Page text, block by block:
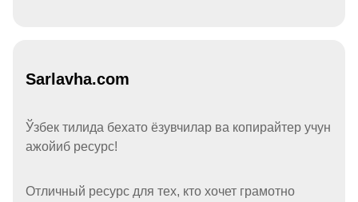
Sarlavha.com
Ўзбек тилида бехато ёзувчилар ва копирайтер учун
ажойиб ресурс!
Отличный ресурс для тех, кто хочет грамотно